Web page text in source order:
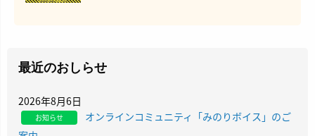
最近のおしらせ
2026年8月6日
お知らせ
オンラインコミュニティ「みのりボイス」のご